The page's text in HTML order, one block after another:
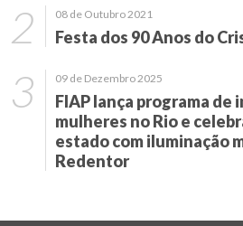
08 de Outubro 2021
Festa dos 90 Anos do
09 de Dezembro 2025
FIAP lança programa de
mulheres no Rio e
estado com iluminação
Redentor